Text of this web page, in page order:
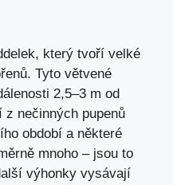
který tvoří velké
Tyto větvené
2,5–3 m od
z nečinných pupenů
období a některé
mnoho – jsou to
výhonky vysávají